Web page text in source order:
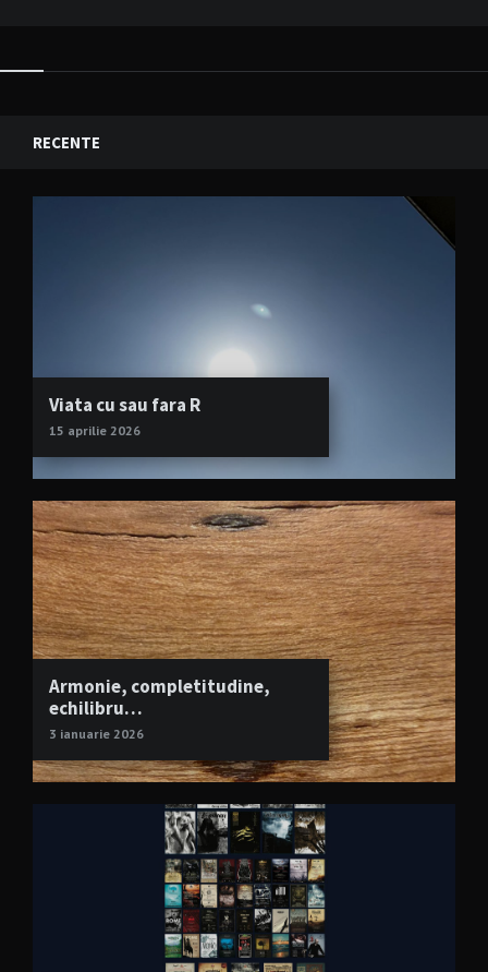
RECENTE
Viata cu sau fara R
15 aprilie 2026
Armonie, completitudine,
echilibru…
3 ianuarie 2026